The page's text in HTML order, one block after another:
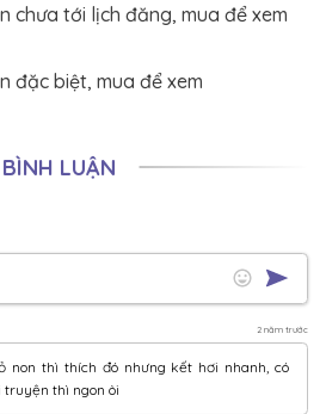
2024
2024
2024
2024
2024
chưa tới lịch đăng, mua để xem
đặc biệt, mua để xem
BÌNH LUẬN